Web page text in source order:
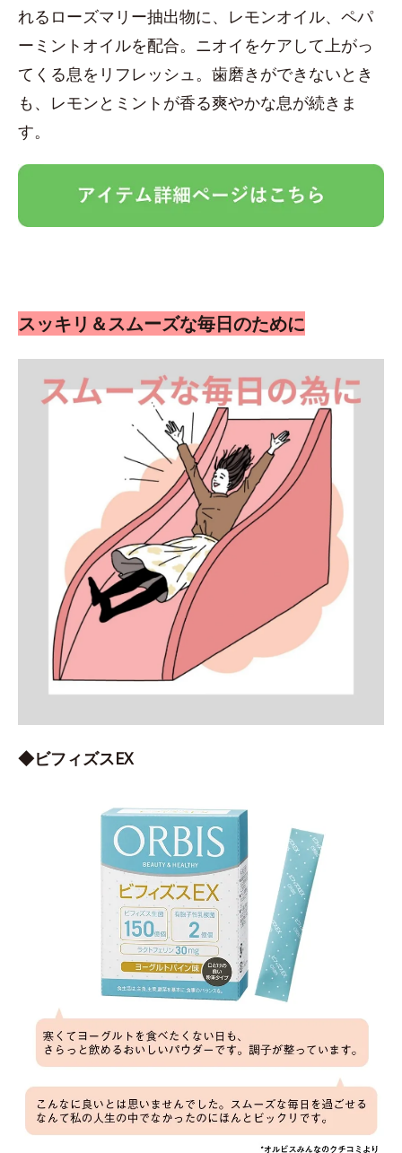
れるローズマリー抽出物に、レモンオイル、ペパ
ーミントオイルを配合。ニオイをケアして上がっ
てくる息をリフレッシュ。歯磨きができないとき
も、レモンとミントが香る爽やかな息が続きま
す。
スッキリ＆スムーズな毎日のために
◆ビフィズスEX